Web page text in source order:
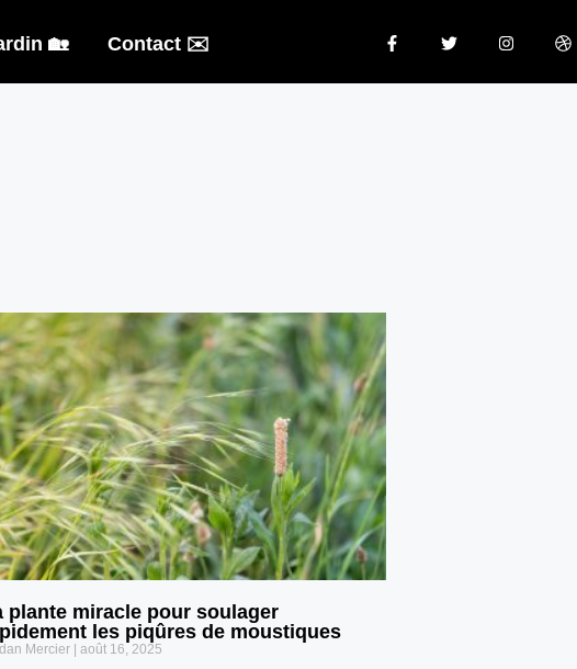
🏡 Contact ✉️
plante miracle pour soulager
les piqûres de moustiques
Mercier août 16, 2025